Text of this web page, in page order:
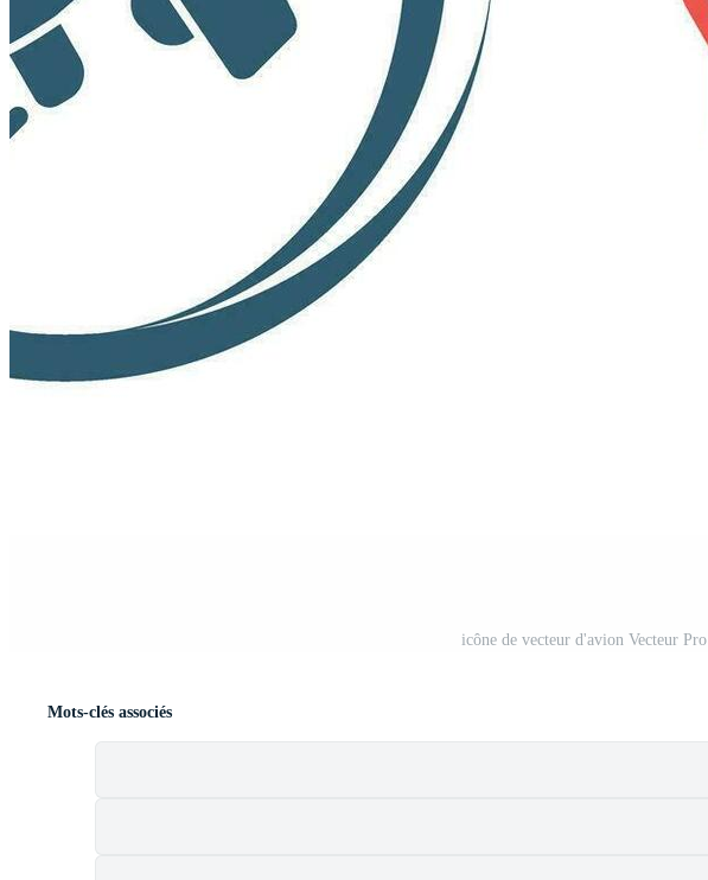
icône de vecteur d'avion Vecteur Pro
Mots-clés associés